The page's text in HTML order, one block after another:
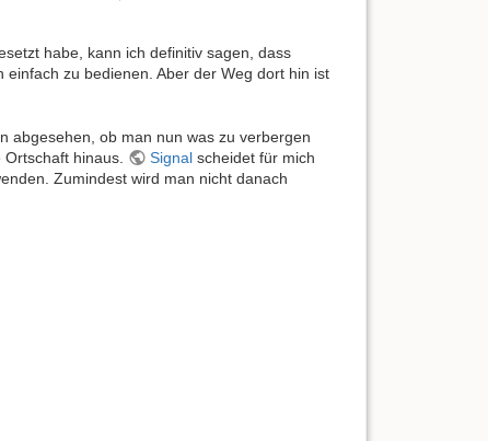
habe, kann ich definitiv sagen, dass
zu bedienen. Aber der Weg dort hin ist
abgesehen, ob man nun was zu verbergen
hinaus.
Signalscheidet für mich
Zumindest wird man nicht danach